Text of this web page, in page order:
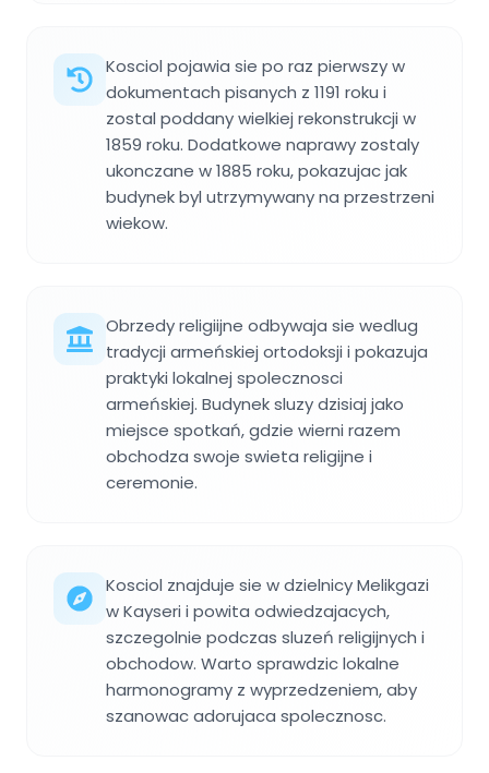
Kosciol pojawia sie po raz pierwszy w
dokumentach pisanych z 1191 roku i
zostal poddany wielkiej rekonstrukcji w
1859 roku. Dodatkowe naprawy zostaly
ukonczane w 1885 roku, pokazujac jak
budynek byl utrzymywany na przestrzeni
wiekow.
Obrzedy religiijne odbywaja sie wedlug
tradycji armeńskiej ortodoksji i pokazuja
praktyki lokalnej spolecznosci
armeńskiej. Budynek sluzy dzisiaj jako
miejsce spotkań, gdzie wierni razem
obchodza swoje swieta religijne i
ceremonie.
Kosciol znajduje sie w dzielnicy Melikgazi
w Kayseri i powita odwiedzajacych,
szczegolnie podczas sluzeń religijnych i
obchodow. Warto sprawdzic lokalne
harmonogramy z wyprzedzeniem, aby
szanowac adorujaca spolecznosc.